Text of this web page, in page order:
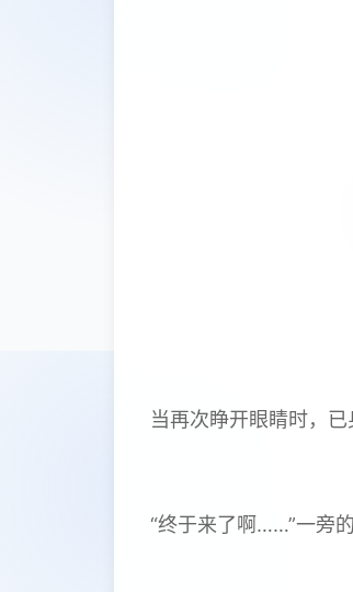
当再次睁开眼睛时，已
“终于来了啊……”一旁